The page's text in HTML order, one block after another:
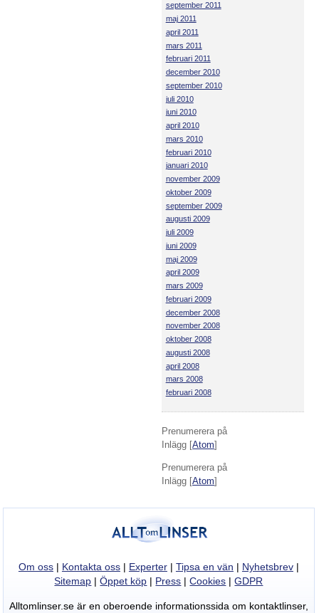
september 2011
maj 2011
april 2011
mars 2011
februari 2011
december 2010
september 2010
juli 2010
juni 2010
april 2010
mars 2010
februari 2010
januari 2010
november 2009
oktober 2009
september 2009
augusti 2009
juli 2009
juni 2009
maj 2009
april 2009
mars 2009
februari 2009
december 2008
november 2008
oktober 2008
augusti 2008
april 2008
mars 2008
februari 2008
Prenumerera på
Inlägg [Atom]
Prenumerera på
Inlägg [Atom]
Om oss| Kontakta oss| Experter| Tipsa en vän | Nyhetsbrev|
Sitemap |Öppet köp | Press |Cookies |GDPR
Alltomlinser.se är en oberoende informationssida om kontaktlinser,